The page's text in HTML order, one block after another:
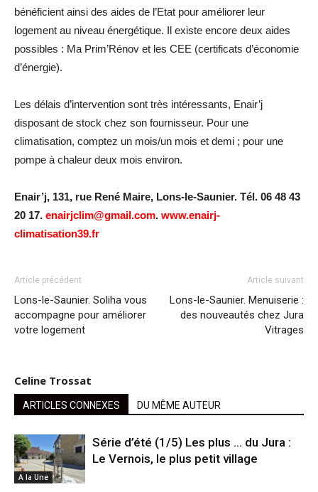
bénéficient ainsi des aides de l’Etat pour améliorer leur
logement au niveau énergétique. Il existe encore deux aides
possibles : Ma Prim’Rénov et les CEE (certificats d’économie
d’énergie).
Les délais d’intervention sont très intéressants, Enair’j
disposant de stock chez son fournisseur. Pour une
climatisation, comptez un mois/un mois et demi ; pour une
pompe à chaleur deux mois environ.
Enair’j, 131, rue René Maire, Lons-le-Saunier. Tél. 06 48 43
20 17. enairjclim@gmail.com. www.enairj-
climatisation39.fr
Article précédent
Lons-le-Saunier. Soliha vous
accompagne pour améliorer
votre logement
Article suivant
Lons-le-Saunier. Menuiserie :
des nouveautés chez Jura
Vitrages
Celine Trossat
ARTICLES CONNEXES DU MÊME AUTEUR
A la Une
Série d’été (1/5) Les plus … du Jura :
Le Vernois, le plus petit village